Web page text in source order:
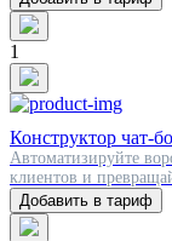
1
Конструктор чат-
Автоматизируйте
клиентов и
Добавить в тариф